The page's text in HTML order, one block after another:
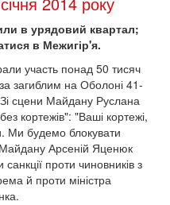
в урядовий квартал;
в Межигір'я.
участь понад 50 тисяч
загиблим на Оболоні 41-
сцени Майдану Руслана
кортежів": "Ваші кортежі,
Ми будемо блокувати
Майдану Арсеній Яценюк
проти чиновників з
й проти міністра